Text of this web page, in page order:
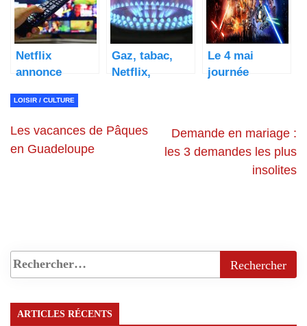
Netflix
annonce
jeux vidéos
plateforme
Gaz, tabac,
Netflix,
change au 1er
septembre.
Le 4 mai
journée
LOISIR / CULTURE
Les vacances de Pâques
en Guadeloupe
Demande en mariage :
les 3 demandes les plus
insolites
ARTICLES RÉCENTS